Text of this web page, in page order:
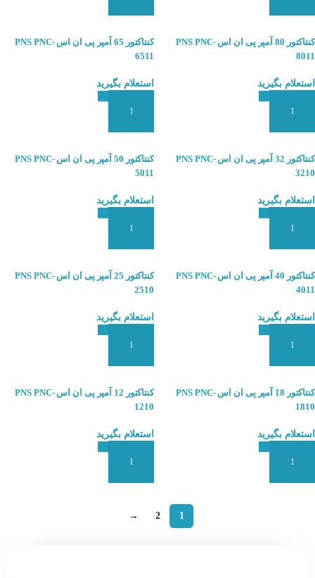
کنتاکتور 80 آمپر پی ان اس PNS PNC-
8011
استعلام بگیرید
کنتاکتور 65 آمپر پی ان اس PNS PNC-
6511
استعلام بگیرید
کنتاکتور 32 آمپر پی ان اس PNS PNC-
3210
استعلام بگیرید
کنتاکتور 50 آمپر پی ان اس PNS PNC-
5011
استعلام بگیرید
کنتاکتور 40 آمپر پی ان اس PNS PNC-
4011
استعلام بگیرید
کنتاکتور 25 آمپر پی ان اس PNS PNC-
2510
استعلام بگیرید
کنتاکتور 18 آمپر پی ان اس PNS PNC-
1810
استعلام بگیرید
کنتاکتور 12 آمپر پی ان اس PNS PNC-
1210
استعلام بگیرید
1
2
→